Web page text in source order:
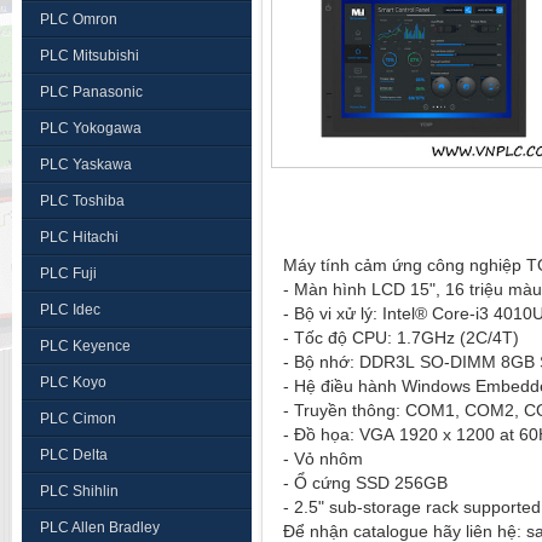
PLC Omron
PLC Mitsubishi
PLC Panasonic
PLC Yokogawa
PLC Yaskawa
PLC Toshiba
PLC Hitachi
PLC Fuji
PLC Idec
PLC Keyence
PLC Koyo
PLC Cimon
PLC Delta
PLC Shihlin
PLC Allen Bradley
Máy tính cảm ứng công nghiệp
- Màn hình LCD 15", 16 triệu
- Bộ vi xử lý: Intel® Core-i3
- Tốc độ CPU: 1.7GHz (2C/4T)
- Bộ nhớ: DDR3L SO-DIMM
- Hệ điều hành Windows
- Truyền thông: COM1, COM2,
- Đồ họa: VGA 1920 x 1200 at
- Vỏ nhôm
- Ổ cứng SSD 256GB
- 2.5" sub-storage rack
Để nhận catalogue hãy liên hệ: